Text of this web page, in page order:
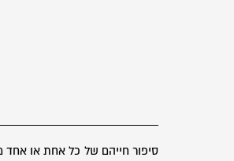
סיפור חייהם של כל אחת או